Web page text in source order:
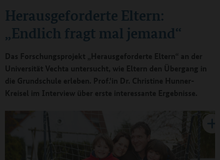
Herausgeforderte Eltern:
„Endlich fragt mal jemand“
Das Forschungsprojekt „Herausgeforderte Eltern“ an der
Universität Vechta untersucht, wie Eltern den Übergang in
die Grundschule erleben. Prof.'in Dr. Christine Hunner-
Kreisel im Interview über erste interessante Ergebnisse.